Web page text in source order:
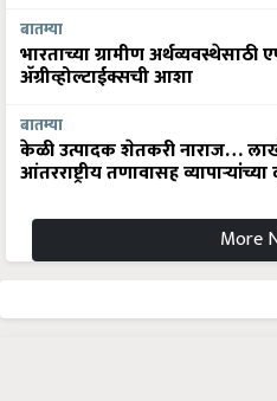
बातम्या
भारताच्या ग्रामीण
अ‍ॅग्रीव्होल्टाईक्सची आशा
बातम्या
केळी उत्पादक शेतकरी नाराज…
आंतरराष्ट्रीय तणावासह
More